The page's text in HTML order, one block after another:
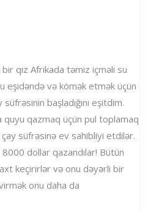
qız Afrikada təmiz içməli su
eşidəndə və kömək etmək üçün
başladığını eşitdim.
quyu qazmaq üçün pul toplamaq
çay süfrəsinə ev sahibliyi etdilər.
dollar qazandılar! Bütün
keçirirlər və onu dəyərli bir
onu daha da